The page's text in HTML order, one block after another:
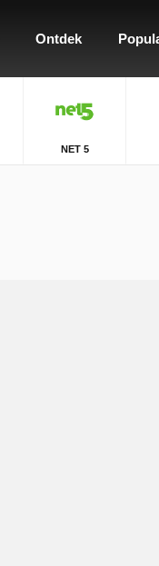
Ontdek
NET 5